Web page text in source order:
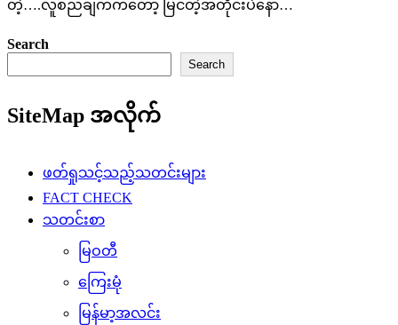
တဲ့….လူစည်ချက်ကတော့ မြင်တဲ့အတိုင်းပဲနော်…
Search
Search
SiteMap အလိုက်
ဖတ်ရှုသင့်သည့်သတင်းများ
FACT CHECK
သတင်းစာ
မြဝတီ
ကြေးမုံ
မြန်မာ့အလင်း